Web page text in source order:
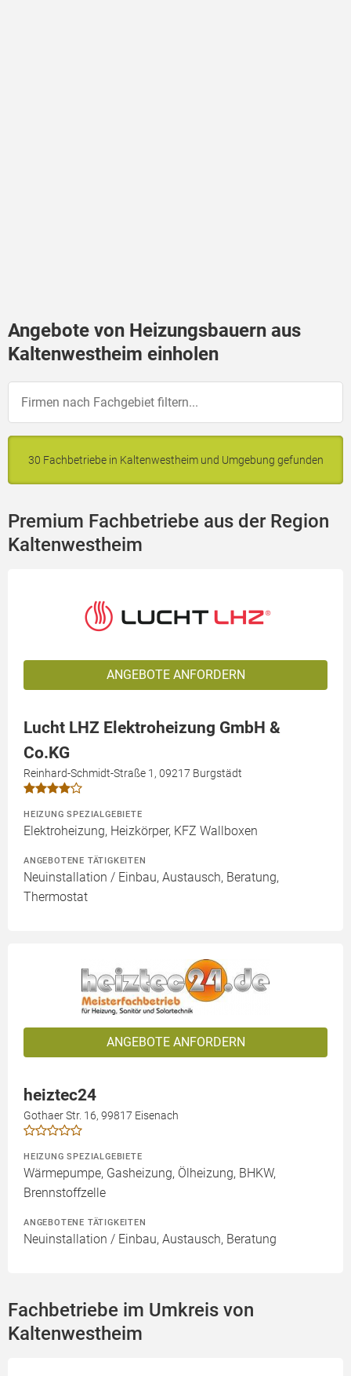
Angebote von Heizungsbauern aus
Kaltenwestheim einholen
30 Fachbetriebe in Kaltenwestheim und Umgebung gefunden
Premium Fachbetriebe aus der Region
Kaltenwestheim
ANGEBOTE ANFORDERN
Lucht LHZ Elektroheizung GmbH &
Co.KG
Reinhard-Schmidt-Straße 1, 09217 Burgstädt
HEIZUNG SPEZIALGEBIETE
Elektroheizung, Heizkörper, KFZ Wallboxen
ANGEBOTENE TÄTIGKEITEN
Neuinstallation / Einbau, Austausch, Beratung,
Thermostat
ANGEBOTE ANFORDERN
heiztec24
Gothaer Str. 16, 99817 Eisenach
HEIZUNG SPEZIALGEBIETE
Wärmepumpe, Gasheizung, Ölheizung, BHKW,
Brennstoffzelle
ANGEBOTENE TÄTIGKEITEN
Neuinstallation / Einbau, Austausch, Beratung
Fachbetriebe im Umkreis von
Kaltenwestheim